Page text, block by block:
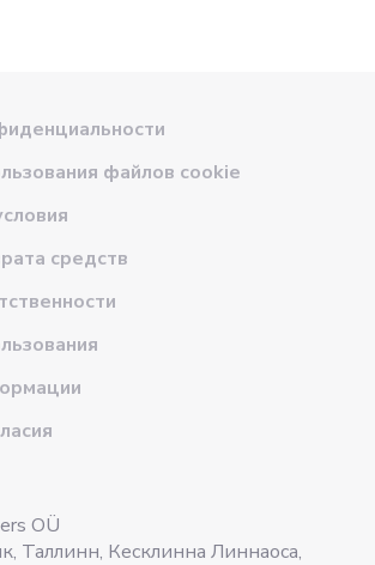
файлов cookie
средств
OÜ
Таллинн, Кесклинна Линнаоса,